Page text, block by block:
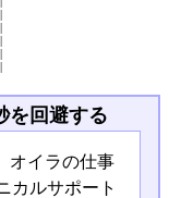
|
|
|
|
|
を回避する
オイラの仕事
カルサポート